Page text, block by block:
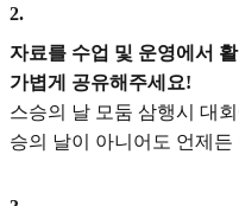
2.
자료를 수업 및 운영에서
가볍게 공유해주세요!
스승의 날 모둠 삼행시 대
승의 날이 아니어도 언제든